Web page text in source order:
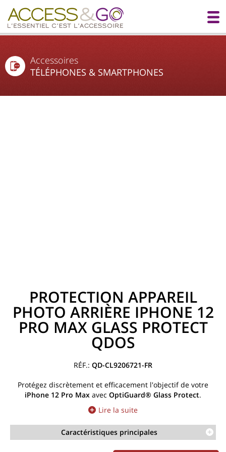
Accessoires
TÉLÉPHONES & SMARTPHONES
PROTECTION APPAREIL
PHOTO ARRIÈRE IPHONE 12
PRO MAX GLASS PROTECT
QDOS
QD-CL9206721-FR
Protégez discrètement et efficacement l'objectif de votre
iPhone 12 Pro Max avec OptiGuard® Glass Protect.
Lire la suite
Caractéristiques principales